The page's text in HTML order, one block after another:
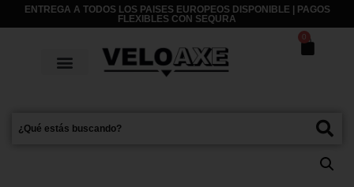
ENTREGA A TODOS LOS PAISES EUROPEOS DISPONIBLE | PAGOS
FLEXIBLES CON SEQURA
0